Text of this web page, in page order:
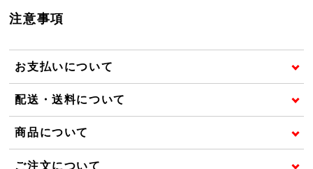
注意事項
お支払いについて
配送・送料について
商品について
ご注文について